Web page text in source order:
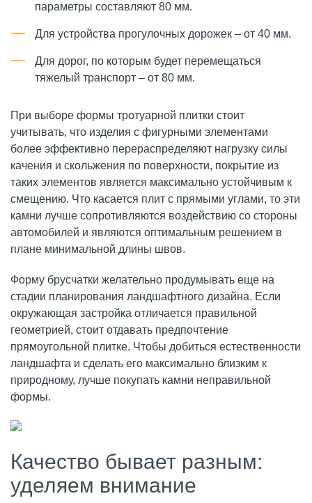
параметры составляют 80 мм.
Для устройства прогулочных дорожек – от 40 мм.
Для дорог, по которым будет перемещаться
тяжелый транспорт – от 80 мм.
При выборе формы тротуарной плитки стоит
учитывать, что изделия с фигурными элементами
более эффективно перераспределяют нагрузку силы
качения и скольжения по поверхности, покрытие из
таких элементов является максимально устойчивым к
смещению. Что касается плит с прямыми углами, то эти
камни лучше сопротивляются воздействию со стороны
автомобилей и являются оптимальным решением в
плане минимальной длины швов.
Форму брусчатки желательно продумывать еще на
стадии планирования ландшафтного дизайна. Если
окружающая застройка отличается правильной
геометрией, стоит отдавать предпочтение
прямоугольной плитке. Чтобы добиться естественности
ландшафта и сделать его максимально близким к
природному, лучше покупать камни неправильной
формы.
Качество бывает разным:
уделяем внимание